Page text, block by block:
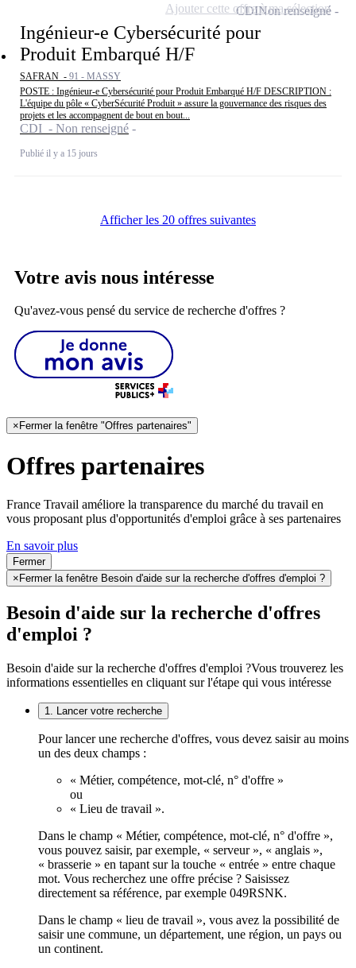
Ingénieur-e Cybersécurité pour
Produit Embarqué H/F
SAFRAN - 91 - MASSY
POSTE : Ingénieur-e Cybersécurité pour Produit Embarqué H/F DESCRIPTION :
L'équipe du pôle « CyberSécurité Produit » assure la gouvernance des risques des
projets et les accompagnent de bout en bout...
CDI - Non renseigné
Publié il y a 15 jours
CDINon renseigné
Ajouter cette offre à ma sélection
Afficher les 20 offres suivantes
Votre avis nous intéresse
Qu'avez-vous pensé du service de recherche d'offres ?
× Fermer la fenêtre "Offres partenaires"
Offres partenaires
France Travail améliore la transparence du marché du travail en
vous proposant plus d'opportunités d'emploi grâce à ses partenaires
En savoir plus
Fermer
× Fermer la fenêtre Besoin d'aide sur la recherche d'offres d'emploi ?
Besoin d'aide sur la recherche d'offres
d'emploi ?
Besoin d'aide sur la recherche d'offres d'emploi ?Vous trouverez les
informations essentielles en cliquant sur l'étape qui vous intéresse
1. Lancer votre recherche
Pour lancer une recherche d'offres, vous devez saisir au moins
un des deux champs :
« Métier, compétence, mot-clé, n° d'offre »
ou
« Lieu de travail ».
Dans le champ « Métier, compétence, mot-clé, n° d'offre »,
vous pouvez saisir, par exemple, « serveur », « anglais »,
« brasserie » en tapant sur la touche « entrée » entre chaque
mot. Vous recherchez une offre précise ? Saisissez
directement sa référence, par exemple 049RSNK.
Dans le champ « lieu de travail », vous avez la possibilité de
saisir une commune, un département, une région, un pays ou
un continent.